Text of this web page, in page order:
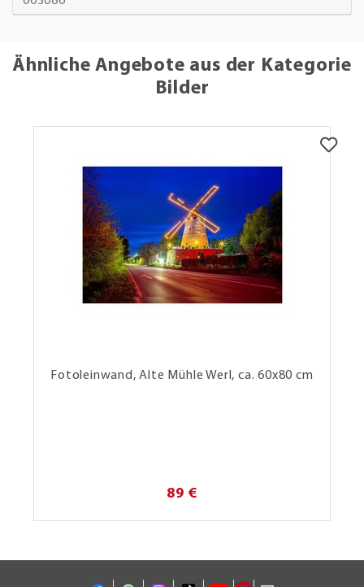
Ähnliche Angebote aus der Kategorie
Bilder
Fotoleinwand, Alte Mühle Werl, ca. 60x80 cm
89 €